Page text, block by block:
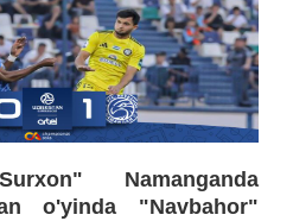
Namanganda
o'yinda "Navbahor"